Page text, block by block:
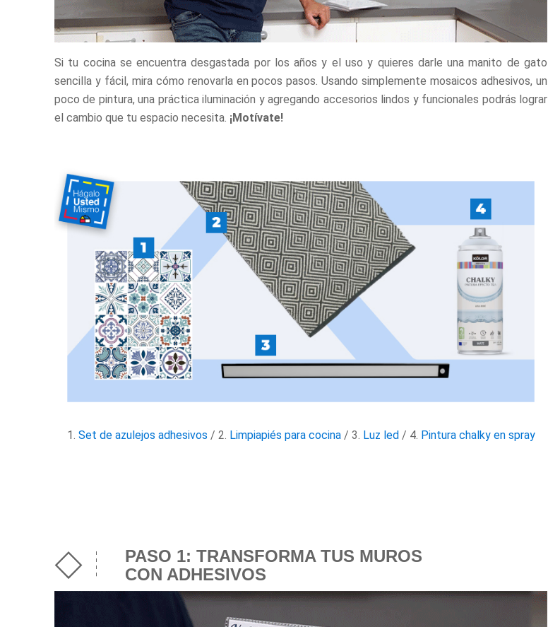
Si tu cocina se encuentra desgastada por los años y el uso y quieres darle una manito de gato
sencilla y fácil, mira cómo renovarla en pocos pasos. Usando simplemente mosaicos adhesivos, un
poco de pintura, una práctica iluminación y agregando accesorios lindos y funcionales podrás lograr
el cambio que tu espacio necesita. ¡Motívate!
1. Set de azulejos adhesivos / 2. Limpiapiés para cocina/ 3. Luz led/ 4. Pintura chalky en spray
PASO 1: TRANSFORMA TUS MUROS
CON ADHESIVOS